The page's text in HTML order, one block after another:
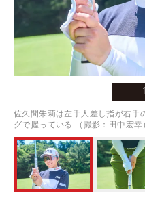
1
佐久間朱莉は左手人差し指が右手
グで握っている （撮影：田中宏幸